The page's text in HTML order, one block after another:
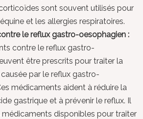
sont souvent utilisés pour
et les allergies respiratoires.
le reflux gastro-oesophagien :
contre le reflux gastro-
être prescrits pour traiter la
par le reflux gastro-
médicaments aident à réduire la
gastrique et à prévenir le reflux. Il
médicaments disponibles pour traiter